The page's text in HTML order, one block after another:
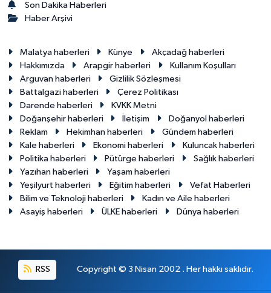
Son Dakika Haberleri
Haber Arşivi
Malatya haberleri Künye
Akçadağ haberleri
Hakkımızda
Arapgir haberleri
Kullanım Koşulları
Arguvan haberleri
Gizlilik Sözleşmesi
Battalgazi haberleri
Çerez Politikası
Darende haberleri
KVKK Metni
Doğanşehir haberleri
İletişim
Doğanyol haberleri
Reklam
Hekimhan haberleri
Gündem haberleri
Kale haberleri
Ekonomi haberleri
Kuluncak haberleri
Politika haberleri
Pütürge haberleri
Sağlık haberleri
Yazıhan haberleri
Yaşam haberleri
Yeşilyurt haberleri
Eğitim haberleri
Vefat Haberleri
Bilim ve Teknoloji haberleri
Kadın ve Aile haberleri
Asayiş haberleri
ÜLKE haberleri Dünya haberleri
RSS Copyright © 3 Nisan 2002 . Her hakkı saklıdır.